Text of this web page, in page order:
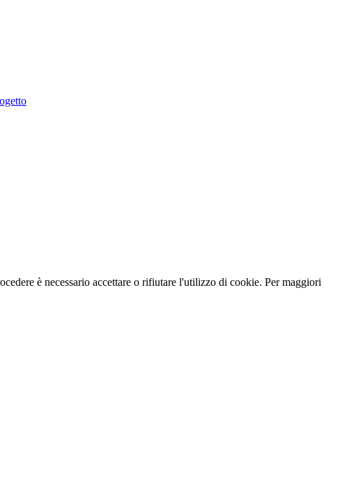
è necessario accettare o rifiutare l'utilizzo di cookie. Per maggiori